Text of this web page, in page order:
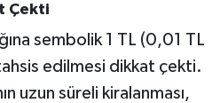
Çekti
sembolik 1 TL (0,01 TL
edilmesi dikkat çekti.
uzun süreli kiralanması,